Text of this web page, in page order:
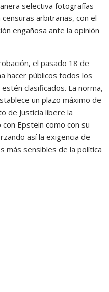
selectiva fotografías
censuras arbitrarias, con el
engañosa ante la opinión
el pasado 18 de
hacer públicos todos los
clasificados. La norma,
un plazo máximo de
de Justicia libere la
Epstein como con su
así la exigencia de
más sensibles de la política